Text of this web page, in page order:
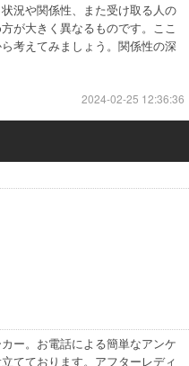
況や関係性、また受け取る人の
が大きく異なるものです。ここ
考えてみましょう。関係性の深
2024-02-25 12:36:36
ー。お電話による簡単なアンケ
てております。アフターレディ